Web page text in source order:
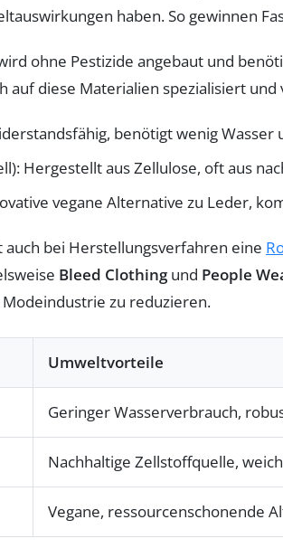
haben. So gewinnen
ohne Pestizide angebaut und
auf diese Materialien spezialisiert
benötigt wenig Wasser
Hergestellt aus Zellulose, oft aus
vegane Alternative zu Leder,
auch bei Herstellungsverfahren eine
Bleed Clothingund People
zu reduzieren.
Umweltvorteile
Geringer Wasserverbrauch,
Nachhaltige Zellstoffquelle,
Vegane, ressourcenschonende